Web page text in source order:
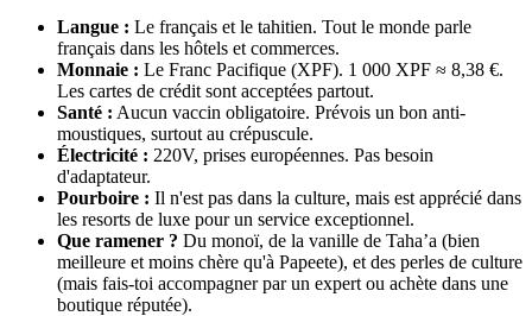
Langue : Le français et le tahitien. Tout le monde parle
français dans les hôtels et commerces.
Monnaie : Le Franc Pacifique (XPF). 1 000 XPF ≈ 8,38 €.
Les cartes de crédit sont acceptées partout.
Santé : Aucun vaccin obligatoire. Prévois un bon anti-
moustiques, surtout au crépuscule.
Électricité : 220V, prises européennes. Pas besoin
d'adaptateur.
Pourboire : Il n'est pas dans la culture, mais est apprécié dans
les resorts de luxe pour un service exceptionnel.
Que ramener ? Du monoï, de la vanille de Taha’a (bien
meilleure et moins chère qu'à Papeete), et des perles de culture
(mais fais-toi accompagner par un expert ou achète dans une
boutique réputée).